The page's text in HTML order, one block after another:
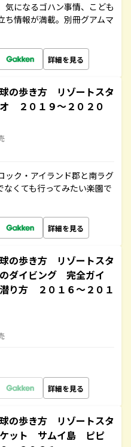
気になるゴハン事情、こども
ち情報が満載。別冊グアムマ
詳細を見る
の歩き方 リゾートスタ
２０１９～２０２０
ック・アイランド郡と南ラグ
くても行ってみたい楽園で
詳細を見る
の歩き方 リゾートスタ
ダイビング 完全ガイ
り方 ２０１６～２０１
詳細を見る
の歩き方 リゾートスタ
ット サムイ島 ピピ